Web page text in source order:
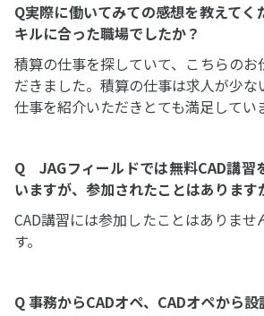
Q実際に働いてみての感想を教えてく
キルに合った職場でしたか？
積算の仕事を探していて、こちらのお
だきました。積算の仕事は求人が少
仕事を紹介いただきとても満足してい
Q JAGフィールドでは無料CAD講習
いますが、参加されたことはあります
CAD講習には参加したことはありませ
す。
Q 事務からCADオペ、CADオペから